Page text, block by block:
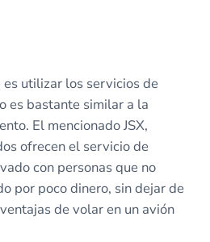
utilizar los servicios de
es bastante similar a la
El mencionado JSX,
ofrecen el servicio de
con personas que no
por poco dinero, sin dejar de
de volar en un avión